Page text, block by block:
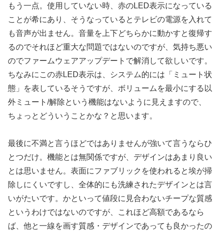
もう一点。使用していない時、赤のLED表示になっている
ことが希にあり、そうなっているとテレビの電源を入れて
も音声が出ません。音量を上下どちらかに動かすと復帰す
るのでそれほど重大な問題ではないのですが、気持ち悪い
のでファームウェアアップデートで解消して欲しいです。
ちなみにこの赤LED表示は、システム的には「ミュート状
態」を表しているそうですが、ボリュームを最小にする以
外ミュート/解除という機能はないように見えますので、
ちょっとどういうことかな？と思います。
最後に不満と言うほどではありませんが強いて言うならひ
とつだけ。機能とは無関係ですが、デザインはあまり良い
とは思いません。表面にファブリックを使われると埃が掃
除しにくいですし、全体的にも洗練されたデザインとは言
いがたいです。かといって値段に見合わないチープな質感
というわけではないのですが、これほど高額であるなら
ば、他と一線を画す質感・デザインであっても良かったの